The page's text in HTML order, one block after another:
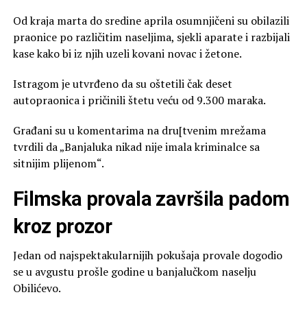
Od kraja marta do sredine aprila osumnjičeni su obilazili
praonice po različitim naseljima, sjekli aparate i razbijali
kase kako bi iz njih uzeli kovani novac i žetone.
Istragom je utvrđeno da su oštetili čak deset
autopraonica i pričinili štetu veću od 9.300 maraka.
Građani su u komentarima na dru[tvenim mrežama
tvrdili da „Banjaluka nikad nije imala kriminalce sa
sitnijim plijenom“.
Filmska provala završila padom
kroz prozor
Jedan od najspektakularnijih pokušaja provale dogodio
se u avgustu prošle godine u banjalučkom naselju
Obilićevo.